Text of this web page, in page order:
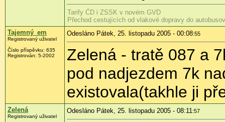
Tarify ĆD i ZSSK v novém GVD
Přechod cestujících od vlakové dopravy do
Tajemný_em
Registrovaný uživatel
Číslo příspěvku: 635
Registrován: 5-2002
Odesláno Pátek, 25. listopadu 2005 - 00:08:55
Zelená - tratě 087 a
pod nadjezdem 7k
existovala(takhle ji
Zelená
Registrovaný uživatel
Odesláno Pátek, 25. listopadu 2005 - 08:11 :57